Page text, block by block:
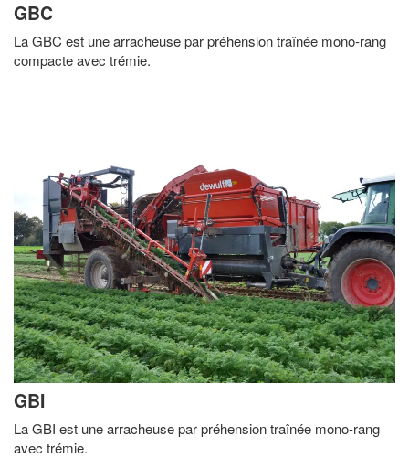
GBC
La GBC est une arracheuse par préhension traînée mono-rang
compacte avec trémie.
GBI
La GBI est une arracheuse par préhension traînée mono-rang
avec trémie.